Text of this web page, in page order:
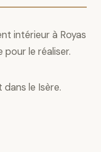
intérieur à Royas
le réaliser.
le Isère.